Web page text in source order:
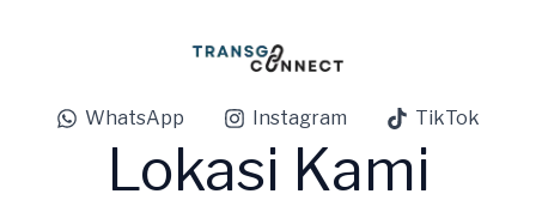
WhatsApp Instagram TikTok
Lokasi Kami